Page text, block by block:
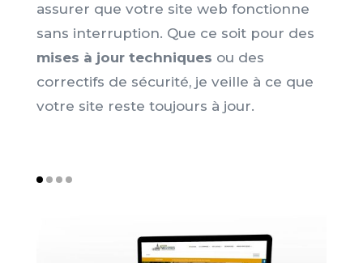
assurer que votre site web fonctionne
sans interruption. Que ce soit pour des
mises à jour techniques ou des
correctifs de sécurité, je veille à ce que
votre site reste toujours à jour.